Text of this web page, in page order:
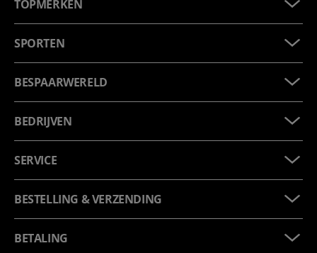
TOPMERKEN
SPORTEN
BESPAARWERELD
BEDRIJVEN
SERVICE
BESTELLING & VERZENDING
BETALING